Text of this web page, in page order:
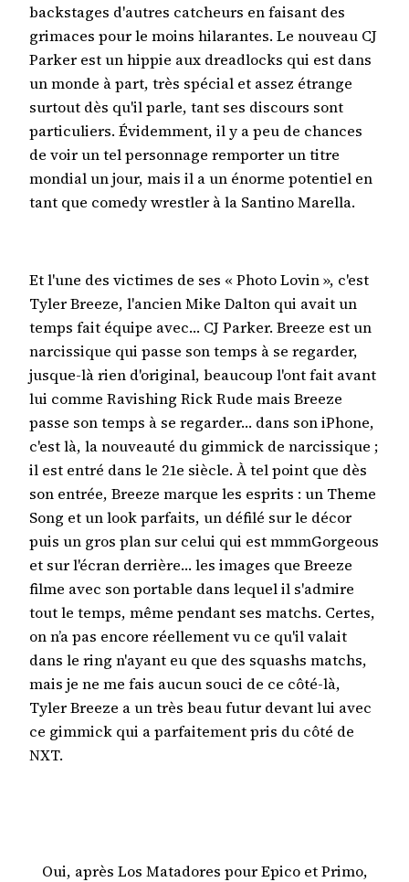
backstages d'autres catcheurs en faisant des
grimaces pour le moins hilarantes. Le nouveau CJ
Parker est un hippie aux dreadlocks qui est dans
un monde à part, très spécial et assez étrange
surtout dès qu'il parle, tant ses discours sont
particuliers. Évidemment, il y a peu de chances
de voir un tel personnage remporter un titre
mondial un jour, mais il a un énorme potentiel en
tant que comedy wrestler à la Santino Marella.
Et l'une des victimes de ses « Photo Lovin », c'est
Tyler Breeze, l'ancien Mike Dalton qui avait un
temps fait équipe avec… CJ Parker. Breeze est un
narcissique qui passe son temps à se regarder,
jusque-là rien d'original, beaucoup l'ont fait avant
lui comme Ravishing Rick Rude mais Breeze
passe son temps à se regarder… dans son iPhone,
c'est là, la nouveauté du gimmick de narcissique ;
il est entré dans le 21e siècle. À tel point que dès
son entrée, Breeze marque les esprits : un Theme
Song et un look parfaits, un défilé sur le décor
puis un gros plan sur celui qui est mmmGorgeous
et sur l'écran derrière… les images que Breeze
filme avec son portable dans lequel il s'admire
tout le temps, même pendant ses matchs. Certes,
on n’a pas encore réellement vu ce qu'il valait
dans le ring n'ayant eu que des squashs matchs,
mais je ne me fais aucun souci de ce côté-là,
Tyler Breeze a un très beau futur devant lui avec
ce gimmick qui a parfaitement pris du côté de
NXT.
Oui, après Los Matadores pour Epico et Primo,